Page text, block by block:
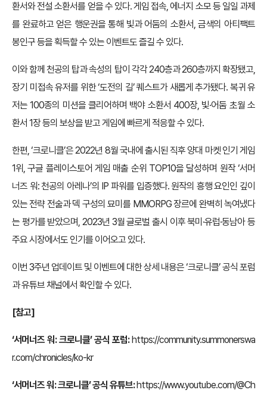
환서와 전설 소환서를 얻을 수 있다. 게임 접속, 에너지 소모 등 일일 과제
를 완료하고 얻은 행운권을 통해 빛과 어둠의 소환서, 금색의 아티팩트
봉인구 등을 획득할 수 있는 이벤트도 즐길 수 있다.
이와 함께 천공의 탑과 속성의 탑이 각각 240층과 260층까지 확장됐고,
장기 미접속 유저를 위한 ‘도전의 길’ 퀘스트가 새롭게 추가됐다. 복귀 유
저는 100종의 미션을 클리어하며 백야 소환서 400장, 빛·어둠 초월 소
환서 1장 등의 보상을 받고 게임에 빠르게 적응할 수 있다.
한편, ‘크로니클’은 2022년 8월 국내에 출시된 직후 양대 마켓 인기 게임
1위, 구글 플레이스토어 게임 매출 순위 TOP10을 달성하며 원작 ‘서머
너즈 워: 천공의 아레나’의 IP 파워를 입증했다. 원작의 흥행 요인인 깊이
있는 전략 전술과 덱 구성의 묘미를 MMORPG 장르에 완벽히 녹여냈다
는 평가를 받았으며, 2023년 3월 글로벌 출시 이후 북미·유럽·동남아 등
주요 시장에서도 인기를 이어오고 있다.
이번 3주년 업데이트 및 이벤트에 대한 상세 내용은 ‘크로니클’ 공식 포럼
과 유튜브 채널에서 확인할 수 있다.
[참고]
‘서머너즈 워: 크로니클’ 공식 포럼:https://community.summonerswa
r.com/chronicles/ko-kr
‘서머너즈 워: 크로니클’ 공식 유튜브:https://www.youtube.com/@Ch